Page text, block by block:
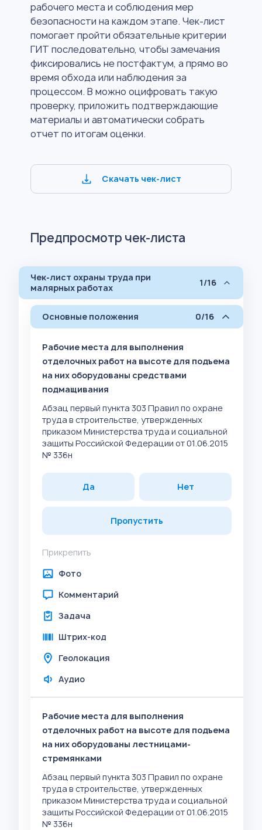
рабочего места и соблюдения мер
безопасности на каждом этапе. Чек-лист
помогает пройти обязательные критерии
ГИТ последовательно, чтобы замечания
фиксировались не постфактум, а прямо во
время обхода или наблюдения за
процессом. В можно оцифровать такую
проверку, приложить подтверждающие
материалы и автоматически собрать
отчет по итогам оценки.
Скачать чек-лист
Предпросмотр чек-листа
Чек-лист охраны труда при
малярных работах
1/16
Основные положения 0/16
Рабочие места для выполнения
отделочных работ на высоте для подъема
на них оборудованы средствами
подмащивания
Абзац первый пункта 303 Правил по охране
труда в строительстве, утвержденных
приказом Министерства труда и социальной
защиты Российской Федерации от 01.06.2015
№ 336н
Да Нет
Пропустить
Прикрепить
Фото
Комментарий
Задача
Штрих-код
Геолокация
Аудио
Рабочие места для выполнения
отделочных работ на высоте для подъема
на них оборудованы лестницами-
стремянками
Абзац первый пункта 303 Правил по охране
труда в строительстве, утвержденных
приказом Министерства труда и социальной
защиты Российской Федерации от 01.06.2015
№ 336н